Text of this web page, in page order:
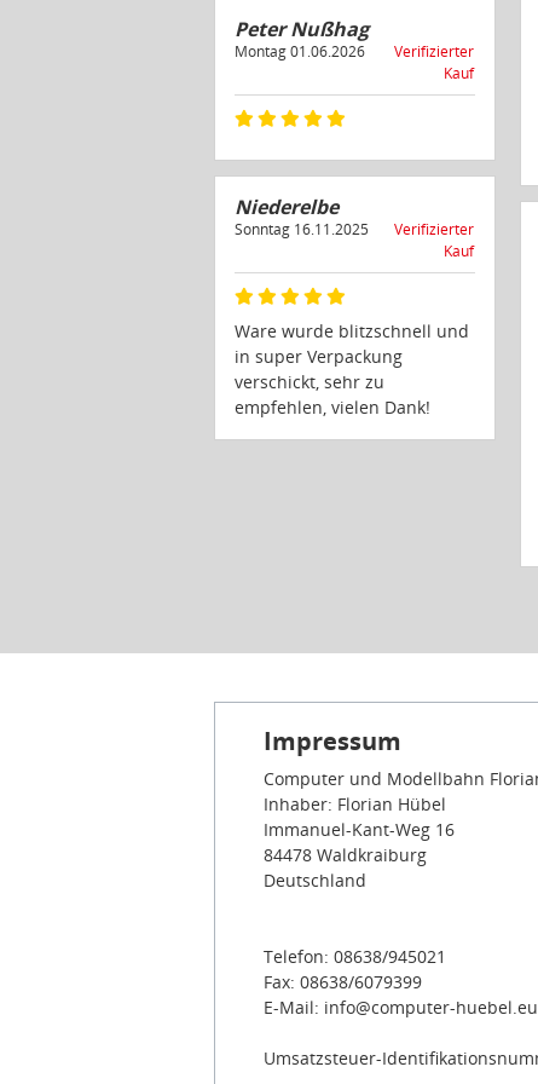
Peter Nußhag
Montag 01.06.2026
Verifizierter
Kauf
Niederelbe
Sonntag 16.11.2025
Verifizierter
Kauf
Ware wurde blitzschnell und
in super Verpackung
verschickt, sehr zu
empfehlen, vielen Dank!
Impressum
Computer und Modellbahn
Inhaber: Florian Hübel
Immanuel-Kant-Weg 16
84478 Waldkraiburg
Deutschland
Telefon: 08638/945021
Fax: 08638/6079399
E-Mail: info@computer-huebel.eu
Umsatzsteuer-